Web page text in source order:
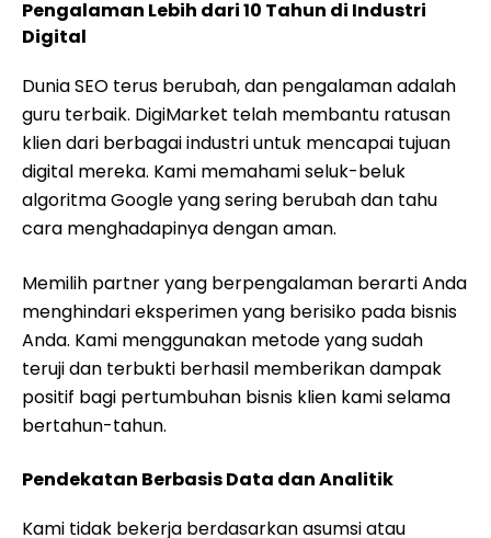
Pengalaman Lebih dari 10 Tahun di Industri
Digital
Dunia SEO terus berubah, dan pengalaman adalah
guru terbaik. DigiMarket telah membantu ratusan
klien dari berbagai industri untuk mencapai tujuan
digital mereka. Kami memahami seluk-beluk
algoritma Google yang sering berubah dan tahu
cara menghadapinya dengan aman.
Memilih partner yang berpengalaman berarti Anda
menghindari eksperimen yang berisiko pada bisnis
Anda. Kami menggunakan metode yang sudah
teruji dan terbukti berhasil memberikan dampak
positif bagi pertumbuhan bisnis klien kami selama
bertahun-tahun.
Pendekatan Berbasis Data dan Analitik
Kami tidak bekerja berdasarkan asumsi atau